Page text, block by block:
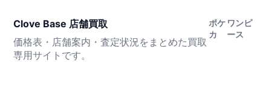
Clove Base 店舗買取
価格表・店舗案内・査定状況をまとめた買取
専用サイトです。
ポケ
カ
ワンピ
ース